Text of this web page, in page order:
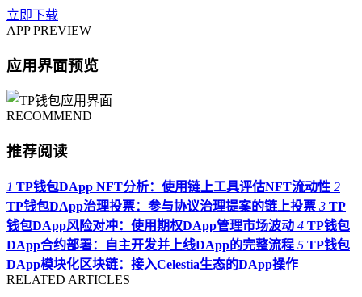
立即下载
APP PREVIEW
应用界面预览
RECOMMEND
推荐阅读
1 TP钱包DApp NFT分析：使用链上工具评估NFT流动性 2
TP钱包DApp治理投票：参与协议治理提案的链上投票 3 TP
钱包DApp风险对冲：使用期权DApp管理市场波动 4 TP钱包
DApp合约部署：自主开发并上线DApp的完整流程 5 TP钱包
DApp模块化区块链：接入Celestia生态的DApp操作
RELATED ARTICLES